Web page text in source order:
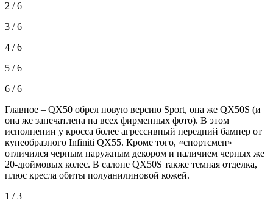
2 / 6
3 / 6
4 / 6
5 / 6
6 / 6
Главное – QX50 обрел новую версию Sport, она же QX50S (и
она же запечатлена на всех фирменных фото). В этом
исполнении у кросса более агрессивный передний бампер от
купеобразного Infiniti QX55. Кроме того, «спортсмен»
отличился черным наружным декором и наличием черных же
20-дюймовых колес. В салоне QX50S также темная отделка,
плюс кресла обиты полуанилиновой кожей.
1 / 3